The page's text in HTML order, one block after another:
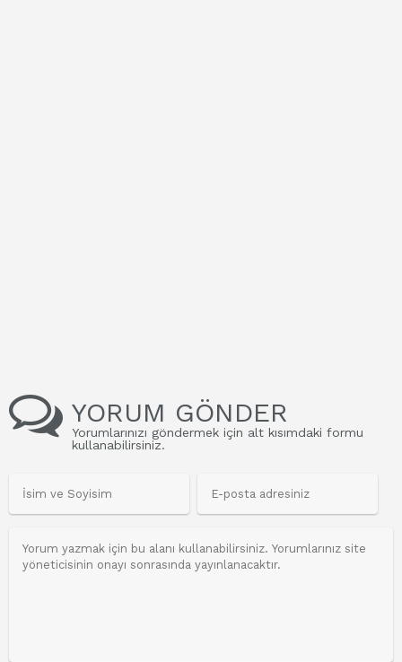
YORUM GÖNDER
Yorumlarınızı göndermek için alt kısımdaki formu
kullanabilirsiniz.